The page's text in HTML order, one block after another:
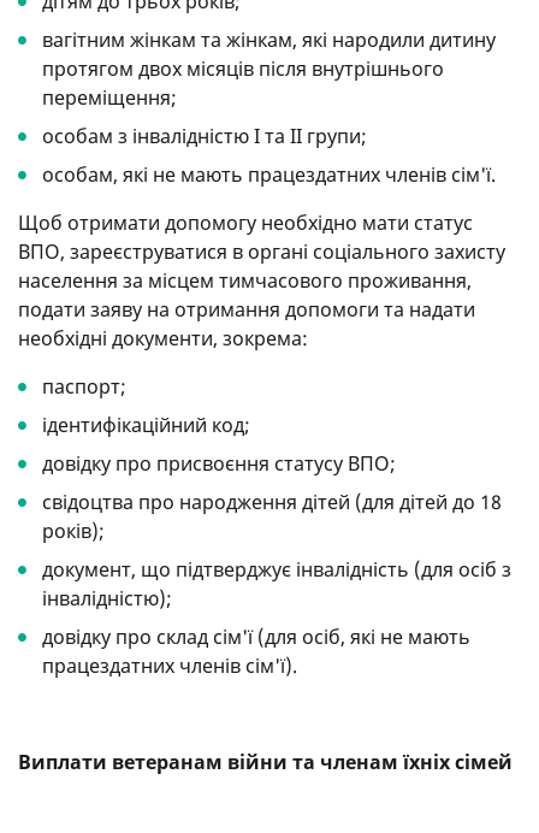
вагітним жінкам та жінкам, які народили дитину
протягом двох місяців після внутрішнього
переміщення;
особам з інвалідністю І та II групи;
особам, які не мають працездатних членів сім'ї.
Щоб отримати допомогу необхідно мати статус
ВПО, зареєструватися в органі соціального захисту
населення за місцем тимчасового проживання,
подати заяву на отримання допомоги та надати
необхідні документи, зокрема:
паспорт;
ідентифікаційний код;
довідку про присвоєння статусу ВПО;
свідоцтва про народження дітей (для дітей до 18
років);
документ, що підтверджує інвалідність (для осіб з
інвалідністю);
довідку про склад сім'ї (для осіб, які не мають
працездатних членів сім'ї).
Виплати ветеранам війни та членам їхніх сімей